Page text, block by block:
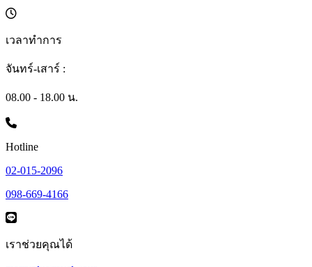
เวลาทำการ
จันทร์-เสาร์ :
08.00 - 18.00 น.
Hotline
02-015-2096
098-669-4166
เราช่วยคุณได้